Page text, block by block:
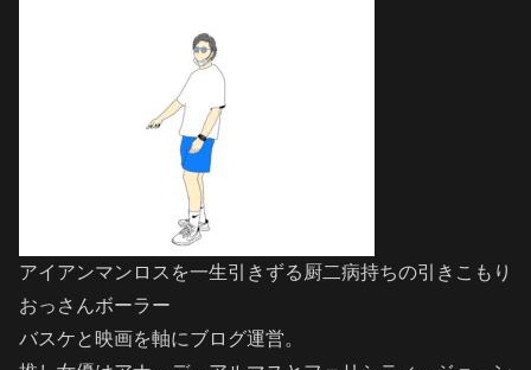
アイアンマンロスを一生引きずる厨二病持ちの引きこもり
おっさんボーラー
バスケと映画を軸にブログ運営。